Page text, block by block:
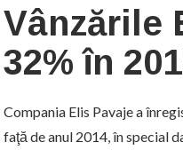
Vânzările
32% în
Compania Elis Pavaje a
faţă de anul 2014, în special